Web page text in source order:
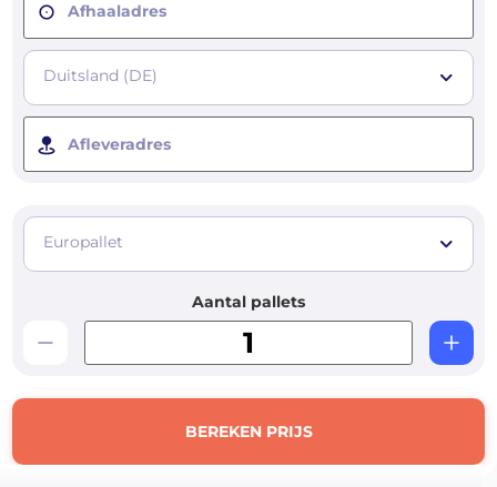
Afhaaladres
Duitsland (DE)
Afleveradres
Europallet
Aantal pallets
BEREKEN PRIJS